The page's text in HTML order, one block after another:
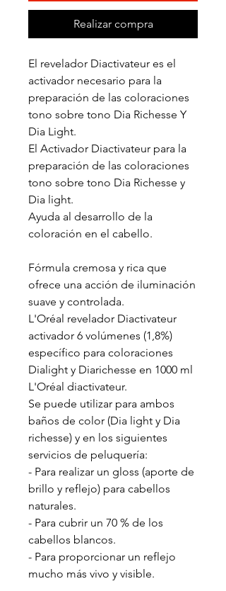
Realizar compra
El revelador Diactivateur es el
activador necesario para la
preparación de las coloraciones
tono sobre tono Dia Richesse Y
Dia Light.
El Activador Diactivateur para la
preparación de las coloraciones
tono sobre tono Dia Richesse y
Dia light.
Ayuda al desarrollo de la
coloración en el cabello.
Fórmula cremosa y rica que
ofrece una acción de iluminación
suave y controlada.
L'Oréal revelador Diactivateur
activador 6 volúmenes (1,8%)
específico para coloraciones
Dialight y Diarichesse en 1000 ml
L'Oréal diactivateur.
Se puede utilizar para ambos
baños de color (Dia light y Dia
richesse) y en los siguientes
servicios de peluquería:
- Para realizar un gloss (aporte de
brillo y reflejo) para cabellos
naturales.
- Para cubrir un 70 % de los
cabellos blancos.
- Para proporcionar un reflejo
mucho más vivo y visible.